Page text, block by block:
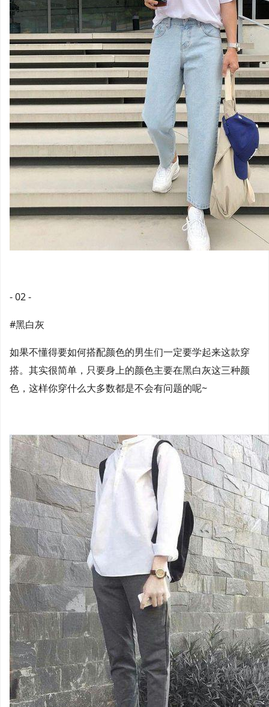
- 02 -
#黑白灰
如果不懂得要如何搭配颜色的男生们一定要学起来这款穿
搭。其实很简单，只要身上的颜色主要在黑白灰这三种颜
色，这样你穿什么大多数都是不会有问题的呢~